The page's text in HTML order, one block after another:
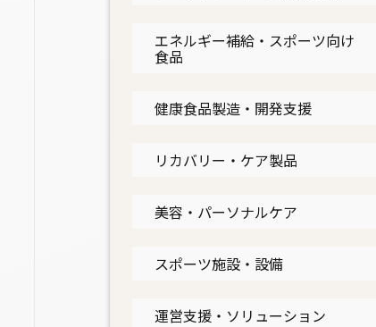
エネルギー補給・スポーツ向け
食品
健康食品製造・開発支援
リカバリー・ケア製品
美容・パーソナルケア
スポーツ施設・設備
運営支援・ソリューション